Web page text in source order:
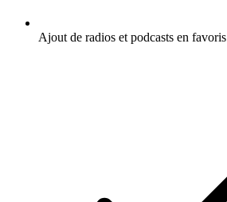
Ajout de radios et podcasts en favoris